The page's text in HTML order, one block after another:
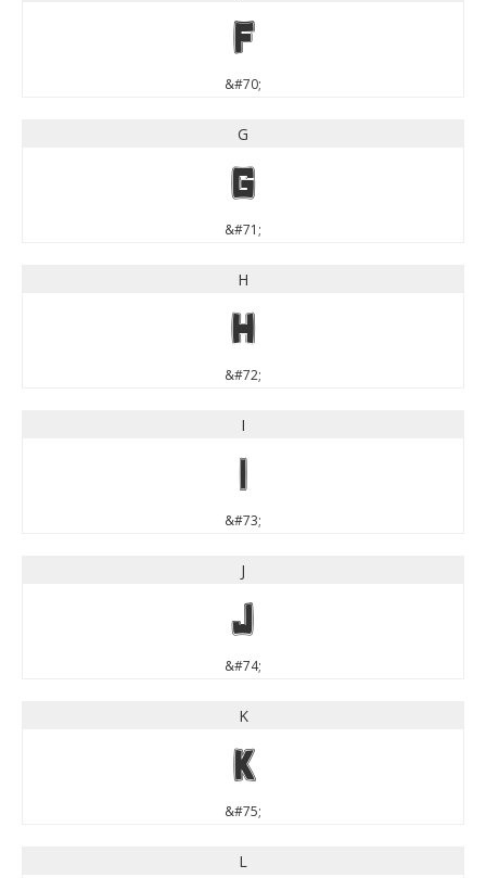
F
&#70;
G
G
&#71;
H
H
&#72;
I
I
&#73;
J
J
&#74;
K
K
&#75;
L